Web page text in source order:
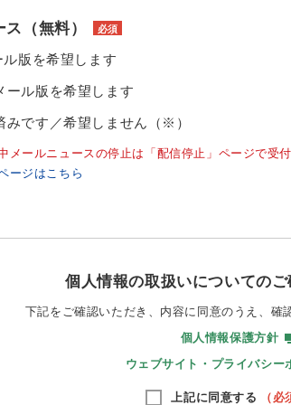
（無料） 必須
ル版を希望します
ール版を希望します
みです／希望しません（※）
メールニュースの停止は「配信停止」ページで受付
ージはこちら
個人情報の取扱いについての
下記をご確認いただき、内容に同意のうえ、 確
個人情報保護方針
ウェブサイト・プライバシー
上記に同意する （必